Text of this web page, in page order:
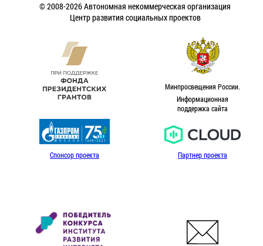
© 2008-2026 Автономная некоммерческая организация
Центр развития социальных проектов
Минпросвещения России.
Информационная
поддержка сайта
Спонсор проекта Партнер проекта